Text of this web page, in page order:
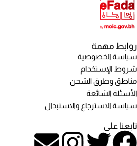
روابط مهمة
سياسة الخصوصية
شروط الإستخدام
مناطق وطرق الشحن
الأسئلة الشائعة
سياسة الاسترجاع والاستبدال
تابعنا على